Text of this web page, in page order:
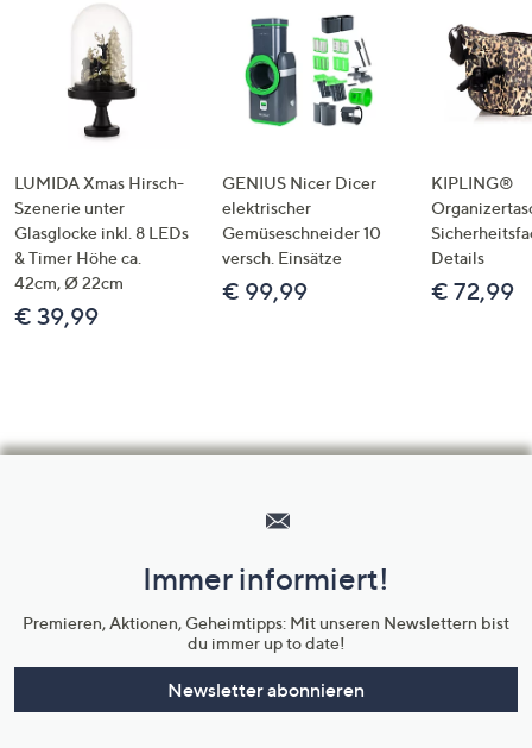
LUMIDA Xmas Hirsch-
Szenerie unter
Glasglocke inkl. 8 LEDs
& Timer Höhe ca.
42cm, Ø 22cm
€ 39,99
GENIUS Nicer Dicer
elektrischer
Gemüseschneider 10
versch. Einsätze
€ 99,99
KIPLING®
Details
€ 72,99
Unternehmensinformationen
Immer informiert!
Premieren, Aktionen, Geheimtipps: Mit unseren Newslettern bist
du immer up to date!
Newsletter abonnieren